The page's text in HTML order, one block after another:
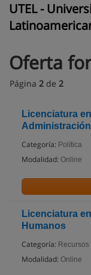
UTEL -
Oferta
Página 2 de 2
Licenciatura
Categoría: Política
Modalidad: Online
Licenciatura
Humanos
Categoría:
Modalidad: Online